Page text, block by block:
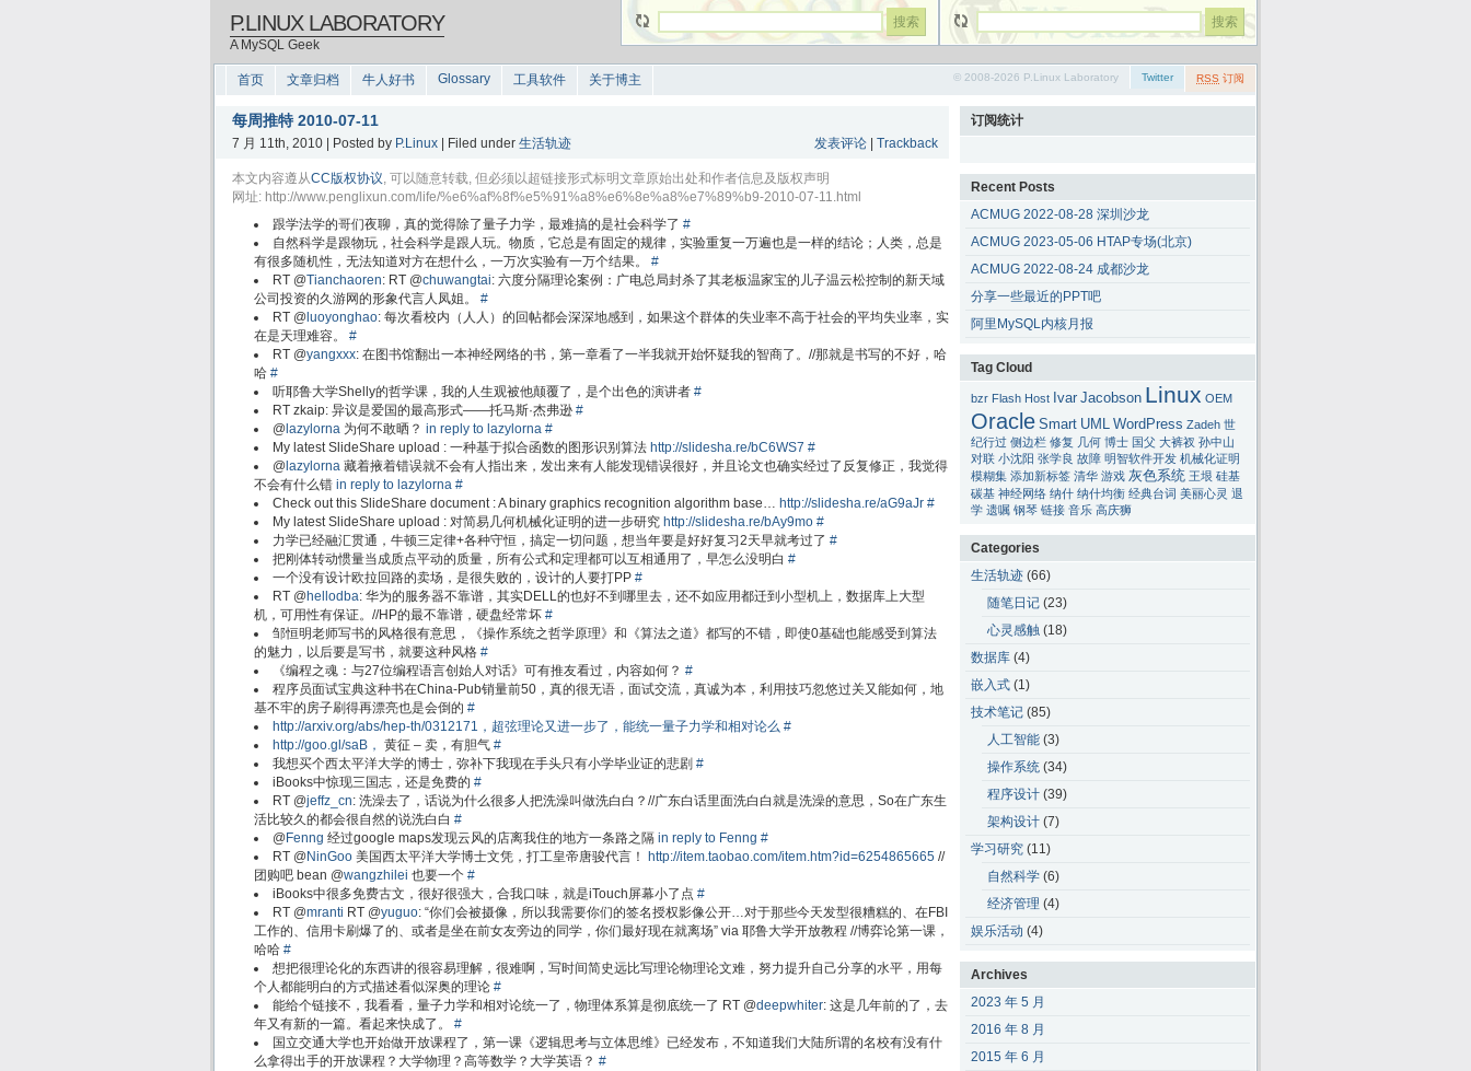
P.LINUX LABORATORY
A MySQL Geek
首页 文章归档 牛人好书 Glossary 工具软件 关于博主 RSS 订阅
Twitter
© 2008-2026 P.Linux Laboratory
每周推特 2010-07-11
7 月 11th, 2010 | Posted by P.Linux | Filed under 生活轨迹 发表评论 Trackback
本文内容遵从CC版权协议, 可以随意转载, 但必须以超链接形式标明文章原始出处和作者信息及版权声明
网址: http://www.penglixun.com/life/%e6%af%8f%e5%91%a8%e6%8e%a8%e7%89%b9-2010-07-11.html
跟学法学的哥们夜聊，真的觉得除了量子力学，最难搞的是社会科学了 #
自然科学是跟物玩，社会科学是跟人玩。物质，它总是有固定的规律，实验重复一万遍也是一样的结论；人类，总是
有很多随机性，无法知道对方在想什么，一万次实验有一万个结果。 #
RT @Tianchaoren: RT @chuwangtai: 六度分隔理论案例：广电总局封杀了其老板温家宝的儿子温云松控制的新天域
公司投资的久游网的形象代言人凤姐。 #
RT @ luoyonghao: 每次看校内（人人）的回帖都会深深地感到，如果这个群体的失业率不高于社会的平均失业率，实
在是天理难容。 #
RT @yangxxx: 在图书馆翻出一本神经网络的书，第一章看了一半我就开始怀疑我的智商了。//那就是书写的不好，哈
哈 #
听耶鲁大学Shelly的哲学课，我的人生观被他颠覆了，是个出色的演讲者 #
RT zkaip: 异议是爱国的最高形式——托马斯·杰弗逊 #
@ lazylorna 为何不敢晒？ in reply to lazylorna #
My latest SlideShare upload : 一种基于拟合函数的图形识别算法 http://slidesha.re/bC6WS7 #
@ lazylorna 藏着掖着错误就不会有人指出来，发出来有人能发现错误很好，并且论文也确实经过了反复修正，我觉得
不会有什么错 in reply to lazylorna #
Check out this SlideShare document : A binary graphics recognition algorithm base… http://slidesha.re/aG9aJr #
My latest SlideShare upload : 对简易几何机械化证明的进一步研究 http://slidesha.re/bAy9mo #
力学已经融汇贯通，牛顿三定律+各种守恒，搞定一切问题，想当年要是好好复习2天早就考过了 #
把刚体转动惯量当成质点平动的质量，所有公式和定理都可以互相通用了，早怎么没明白 #
一个没有设计欧拉回路的卖场，是很失败的，设计的人要打PP #
RT @ hellodba: 华为的服务器不靠谱，其实DELL的也好不到哪里去，还不如应用都迁到小型机上，数据库上大型
机，可用性有保证。//HP的最不靠谱，硬盘经常坏 #
邹恒明老师写书的风格很有意思，《操作系统之哲学原理》和《算法之道》都写的不错，即使0基础也能感受到算法
的魅力，以后要是写书，就要这种风格 #
《编程之魂：与27位编程语言创始人对话》可有推友看过，内容如何？ #
程序员面试宝典这种书在China-Pub销量前50，真的很无语，面试交流，真诚为本，利用技巧忽悠过关又能如何，地
基不牢的房子刷得再漂亮也是会倒的 #
http://arxiv.org/abs/hep-th/0312171，超弦理论又进一步了，能统一量子力学和相对论么 #
http://goo.gl/saB， 黄征 – 卖，有胆气 #
我想买个西太平洋大学的博士，弥补下我现在手头只有小学毕业证的悲剧 #
iBooks中惊现三国志，还是免费的 #
RT @jeffz_cn: 洗澡去了，话说为什么很多人把洗澡叫做洗白白？//广东白话里面洗白白就是洗澡的意思，So在广东生
活比较久的都会很自然的说洗白白 #
@ Fenng 经过google maps发现云风的店离我住的地方一条路之隔 in reply to Fenng #
RT @ NinGoo 美国西太平洋大学博士文凭，打工皇帝唐骏代言！ http://item.taobao.com/item.htm?id=6254865665 //
团购吧 bean @wangzhilei 也要一个 #
iBooks中很多免费古文，很好很强大，合我口味，就是iTouch屏幕小了点 #
RT @mranti RT @yuguo: “你们会被摄像，所以我需要你们的签名授权影像公开…对于那些今天发型很糟糕的、在FBI
工作的、信用卡刷爆了的、或者是坐在前女友旁边的同学，你们最好现在就离场” via 耶鲁大学开放教程 //博弈论第一课，
哈哈 #
想把很理论化的东西讲的很容易理解，很难啊，写时间简史远比写理论物理论文难，努力提升自己分享的水平，用每
个人都能明白的方式描述看似深奥的理论 #
能给个链接不，我看看，量子力学和相对论统一了，物理体系算是彻底统一了 RT @deepwhiter: 这是几年前的了，去
年又有新的一篇。看起来快成了。 #
国立交通大学也开始做开放课程了，第一课《逻辑思考与立体思维》已经发布，不知道我们大陆所谓的名校有没有什
么拿得出手的开放课程？大学物理？高等数学？大学英语？ #
订阅统计
Recent Posts
ACMUG 2022-08-28 深圳沙龙
ACMUG 2023-05-06 HTAP专场(北京)
ACMUG 2022-08-24 成都沙龙
分享一些最近的PPT吧
阿里MySQL内核月报
Tag Cloud
bzr Flash Host Ivar Jacobson Linux OEM
Oracle Smart UML WordPress Zadeh 世
纪行过 侧边栏 修复 几何 博士 国父 大裤衩 孙中山
对联 小沈阳 张学良 故障 明智软件开发 机械化证明
模糊集 添加新标签 清华 游戏 灰色系统 王垠 硅基
碳基 神经网络 纳什 纳什均衡 经典台词 美丽心灵 退
学 遗嘱 钢琴 链接 音乐 高庆狮
Categories
生活轨迹 (66)
随笔日记 (23)
心灵感触 (18)
数据库 (4)
嵌入式 (1)
技术笔记 (85)
人工智能 (3)
操作系统 (34)
程序设计 (39)
架构设计 (7)
学习研究 (11)
自然科学 (6)
经济管理 (4)
娱乐活动 (4)
Archives
2023 年 5 月
2016 年 8 月
2015 年 6 月